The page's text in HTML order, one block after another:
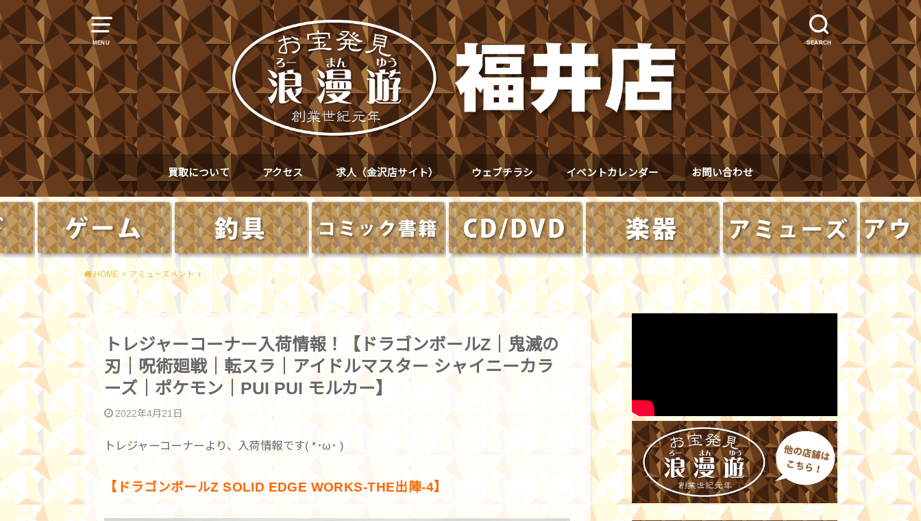
MENU SEARCH
買取について アクセス 求人（金沢店サイト） ウェブチラシ イベントカレンダー お問い合わせ
HOME アミューズメント
トレジャーコーナー入荷情報！【ドラゴンボールZ｜鬼滅の
刃｜呪術廻戦｜転スラ｜アイドルマスター シャイニーカラ
ーズ｜ポケモン｜PUI PUI モルカー】
2022年4月21日
トレジャーコーナーより、入荷情報です( *･ω･ )
【ドラゴンボールZ SOLID EDGE WORKS-THE出陣-4】